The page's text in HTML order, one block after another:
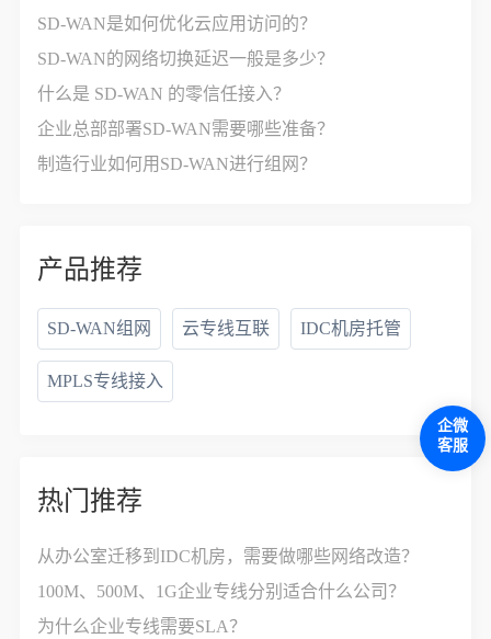
SD-WAN是如何优化云应用访问的？
SD-WAN的网络切换延迟一般是多少？
什么是 SD-WAN 的零信任接入？
企业总部部署SD-WAN需要哪些准备？
制造行业如何用SD-WAN进行组网？
产品推荐
SD-WAN组网 云专线互联 IDC机房托管
MPLS专线接入
热门推荐
从办公室迁移到IDC机房，需要做哪些网络改造？
100M、500M、1G企业专线分别适合什么公司？
为什么企业专线需要SLA？
企微
客服